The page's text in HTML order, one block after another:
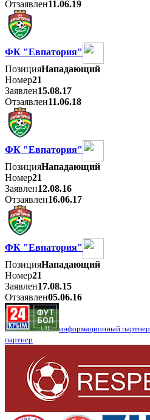
Отзаявлен11.06.19
ФК "Евпатория"
ПозицияНападающий
Номер21
Заявлен15.08.17
Отзаявлен11.06.18
ФК "Евпатория"
ПозицияНападающий
Номер21
Заявлен12.08.16
Отзаявлен16.06.17
ФК "Евпатория"
ПозицияНападающий
Номер21
Заявлен17.08.15
Отзаявлен05.06.16
информационный партнер
партнер